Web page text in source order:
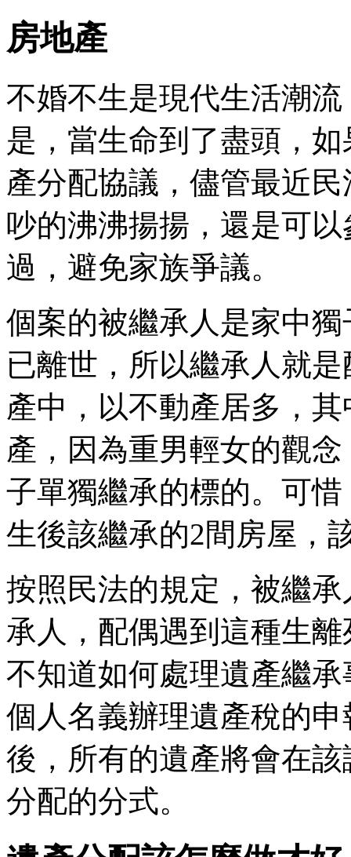
房地產
不婚不生是現代生活潮
是，當生命到了盡頭，
產分配協議，儘管最近
吵的沸沸揚揚，還是可
過，避免家族爭議。
個案的被繼承人是家中
已離世，所以繼承人就
產中，以不動產居多，
產，因為重男輕女的觀
子單獨繼承的標的。可
生後該繼承的2間房屋，
按照民法的規定，被繼
承人，配偶遇到這種生
不知道如何處理遺產繼
個人名義辦理遺產稅的
後，所有的遺產將會在
分配的分式。